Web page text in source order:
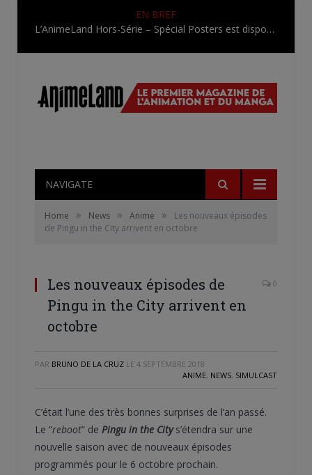
EN BREF
L’AnimeLand Hors-Série – Spécial Posters est disponible !
NAVIGATE
Home » News » Anime »
Les nouveaux épisodes
de Pingu in the City arrivent en octobre
Les nouveaux épisodes de
Pingu in the City arrivent en
octobre
0
PAR BRUNO DE LA CRUZ LE 4 SEPTEMBRE 2018
ANIME, NEWS, SIMULCAST
C’était l’une des très bonnes surprises de l’an passé.
Le “reboot” de Pingu in the Citys’étendra sur une
nouvelle saison avec de nouveaux épisodes
programmés pour le 6 octobre prochain.